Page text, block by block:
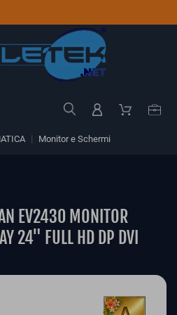
Monitor e Schermi
EV2430 MONITOR
24" FULL HD DP DVI